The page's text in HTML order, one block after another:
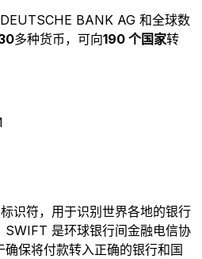
BANK AG 和全球数
多种货币，可向190 个国家转
识符，用于识别世界各地的银行
SWIFT 是环球银行间金融电信协
保将付款转入正确的银行和国